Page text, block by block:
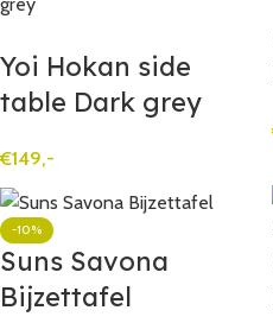
Yoi Hokan side
table Dark grey
€149,-
-10%
Suns Savona
Bijzettafel